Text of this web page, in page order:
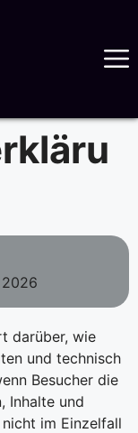
2026
darüber, wie
und technisch
Besucher die
Inhalte und
im Einzelfall